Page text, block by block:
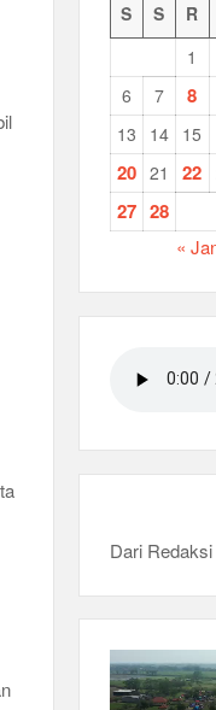
S S R
1
6 7 8
13 14 15
20 21 22
27 28
«
Dari Redaksi